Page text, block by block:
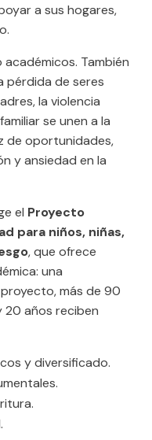
a sus hogares,
También
pérdida de seres
la violencia
se unen a la
de oportunidades,
y ansiedad en la
el Proyecto
para niños, niñas,
, que ofrece
una
más de 90
20 años reciben
y diversificado.